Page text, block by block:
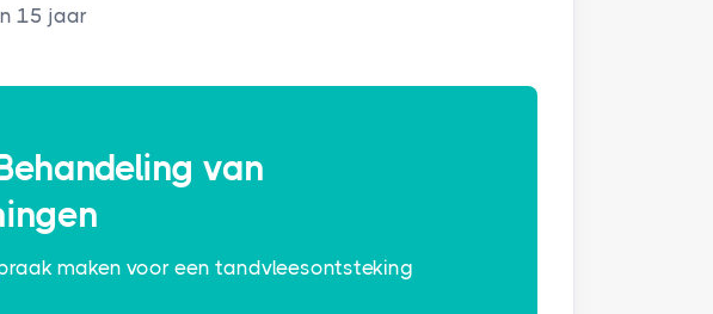
15 jaar
van
maken voor een tandvleesontsteking